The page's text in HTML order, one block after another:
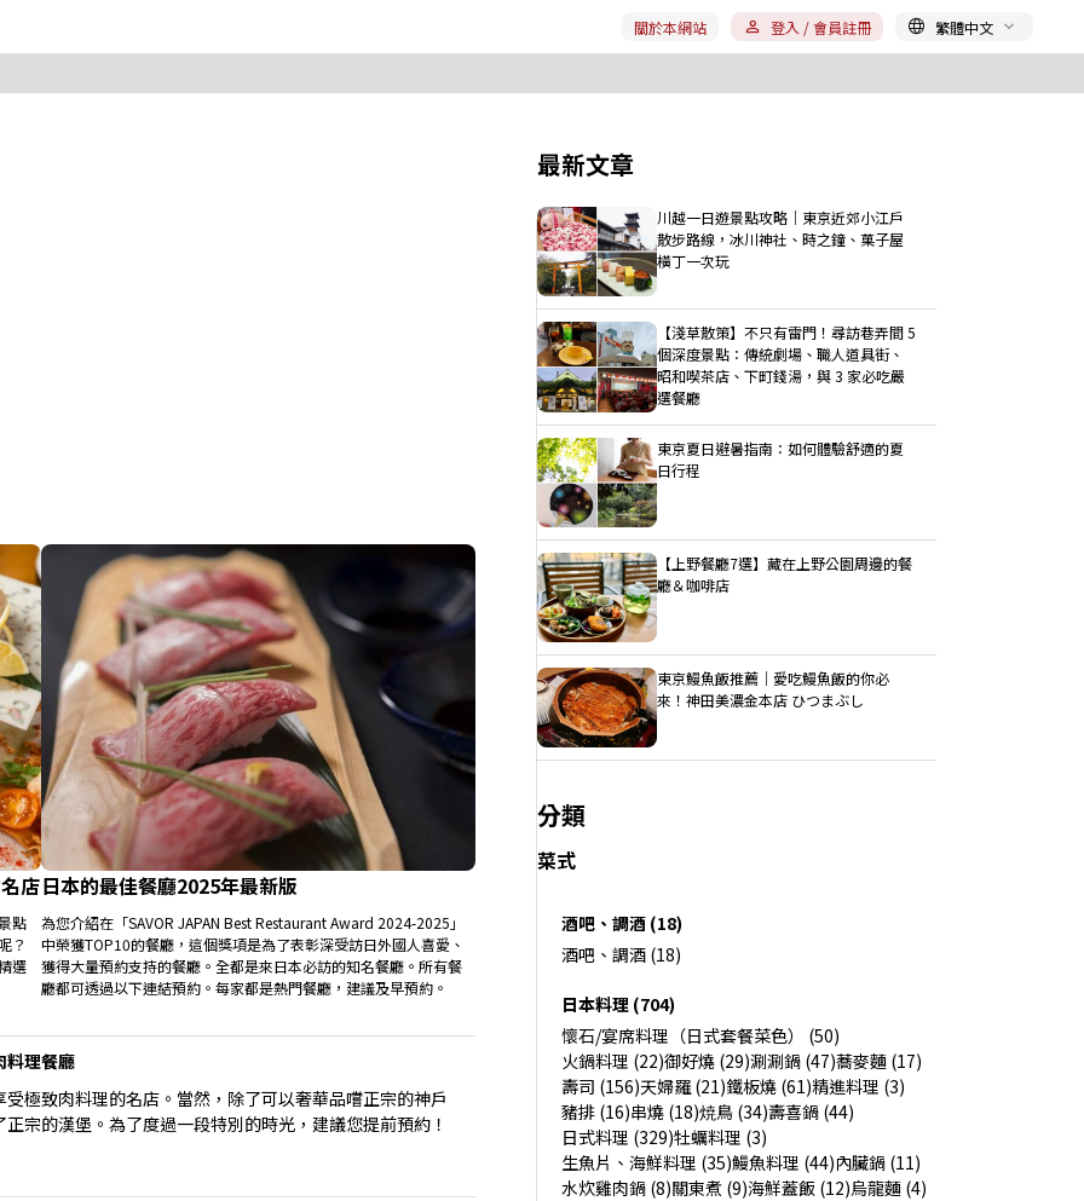
關於本網站 登入 / 會員註冊 繁體中文
店
點
？
選
日本的最佳餐廳2025年最新版
為您介紹在「SAVOR JAPAN Best Restaurant Award 2024-2025」
中榮獲TOP10的餐廳，這個獎項是為了表彰深受訪日外國人喜愛、
獲得大量預約支持的餐廳。全都是來日本必訪的知名餐廳。所有餐
廳都可透過以下連結預約。每家都是熱門餐廳，建議及早預約。
料理餐廳
極致肉料理的名店。當然，除了可以奢華品嚐正宗的神戶
宗的漢堡。為了度過一段特別的時光，建議您提前預約！
最新文章
川越一日遊景點攻略｜東京近郊小江戶
散步路線，冰川神社、時之鐘、菓子屋
橫丁一次玩
【淺草散策】不只有雷門！尋訪巷弄間 5
個深度景點：傳統劇場、職人道具街、
昭和喫茶店、下町錢湯，與 3 家必吃嚴
選餐廳
東京夏日避暑指南：如何體驗舒適的夏
日行程
【上野餐廳7選】藏在上野公園周邊的餐
廳＆咖啡店
東京鰻魚飯推薦｜愛吃鰻魚飯的你必
來！神田美濃金本店 ひつまぶし
分類
菜式
酒吧、調酒 (18)
酒吧、調酒 (18)
日本料理 (704)
懷石/宴席料理（日式套餐菜色） (50)
火鍋料理 (22)御好燒 (29)涮涮鍋 (47)蕎麥麵 (17)
壽司 (156)天婦羅 (21)鐵板燒 (61)精進料理 (3)
豬排 (16)串燒 (18)焼鳥 (34)壽喜鍋 (44)
日式料理 (329)牡蠣料理 (3)
生魚片、海鮮料理 (35)鰻魚料理 (44)內臟鍋 (11)
水炊雞肉鍋 (8)關東煮 (9)海鮮蓋飯 (12)烏龍麵 (4)